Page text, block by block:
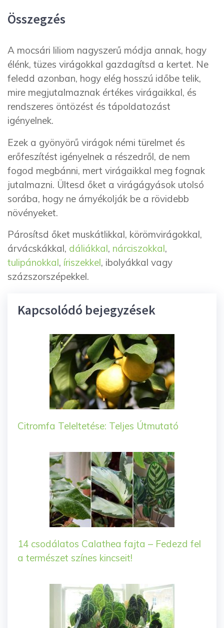
Összegzés
A mocsári liliom nagyszerű módja annak, hogy
élénk, tüzes virágokkal gazdagítsd a kertet. Ne
feledd azonban, hogy elég hosszú időbe telik,
mire megjutalmaznak értékes virágaikkal, és
rendszeres öntözést és tápoldatozást
igényelnek.
Ezek a gyönyörű virágok némi türelmet és
erőfeszítést igényelnek a részedről, de nem
fogod megbánni, mert virágaikkal meg fognak
jutalmazni. Ültesd őket a virágágyások utolsó
sorába, hogy ne árnyékolják be a rövidebb
növényeket.
Párosítsd őket muskátlikkal, körömvirágokkal,
árvácskákkal, dáliákkal, nárciszokkal,
tulipánokkal, íriszekkel, ibolyákkal vagy
százszorszépekkel.
Kapcsolódó bejegyzések
Citromfa Teleltetése: Teljes Útmutató
14 csodálatos Calathea fajta – Fedezd fel
a természet színes kincseit!